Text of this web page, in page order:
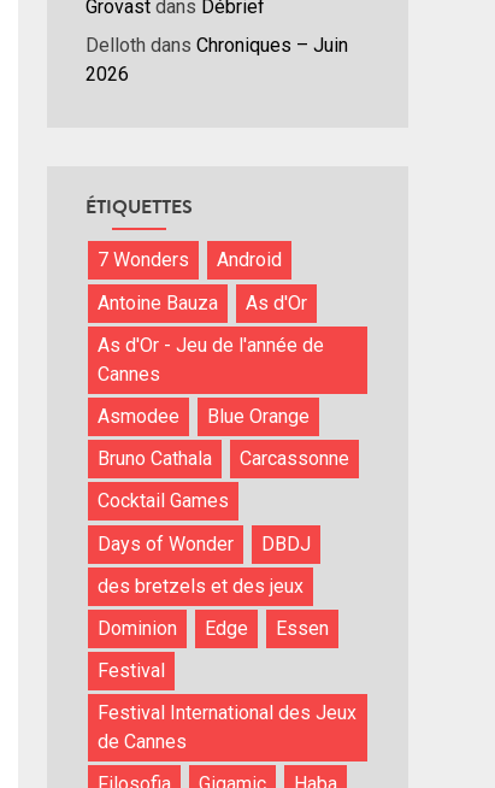
Grovast dans Débrief
Delloth dans Chroniques – Juin
2026
ÉTIQUETTES
7 Wonders
Android
Antoine Bauza
As d'Or
As d'Or - Jeu de l'année de
Cannes
Asmodee
Blue Orange
Bruno Cathala
Carcassonne
Cocktail Games
Days of Wonder
DBDJ
des bretzels et des jeux
Dominion
Edge
Essen
Festival
Festival International des Jeux
de Cannes